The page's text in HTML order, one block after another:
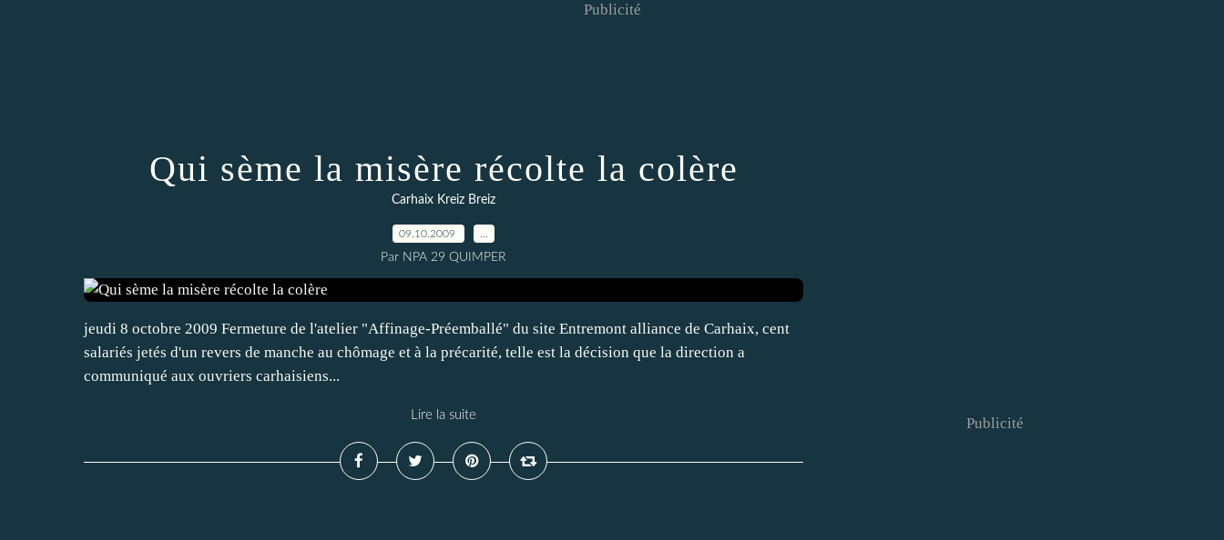
Publicité
Qui sème la misère récolte la colère
Carhaix Kreiz Breiz
09.10.2009
Par NPA 29 QUIMPER
jeudi 8 octobre 2009 Fermeture de l'atelier "Affinage-Préemballé" du site Entremont alliance de Carhaix, cent
salariés jetés d'un revers de manche au chômage et à la précarité, telle est la décision que la direction a
communiqué aux ouvriers carhaisiens...
Lire la suite Publicité